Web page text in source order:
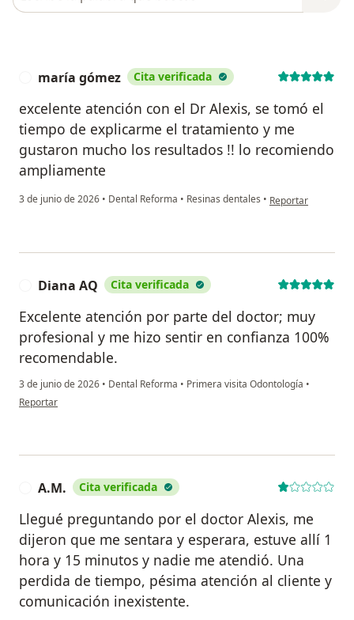
maría gómez Cita verificada
excelente atención con el Dr Alexis, se tomó el
tiempo de explicarme el tratamiento y me
gustaron mucho los resultados !! lo recomiendo
ampliamente
3 de junio de 2026 • Dental Reforma • Resinas dentales • en opinión del
Reportar
Diana AQ Cita verificada
Excelente atención por parte del doctor; muy
profesional y me hizo sentir en confianza 100%
recomendable.
3 de junio de 2026 • Dental Reforma • Primera visita Odontología •
en opinión del usuario Diana AQ
Reportar
A.M. Cita verificada
Llegué preguntando por el doctor Alexis, me
dijeron que me sentara y esperara, estuve allí 1
hora y 15 minutos y nadie me atendió. Una
perdida de tiempo, pésima atención al cliente y
comunicación inexistente.